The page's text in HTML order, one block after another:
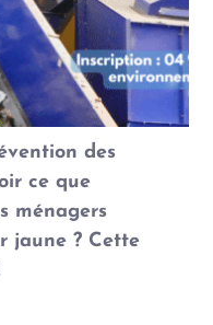
des
ce que
ménagers
jaune ? Cette